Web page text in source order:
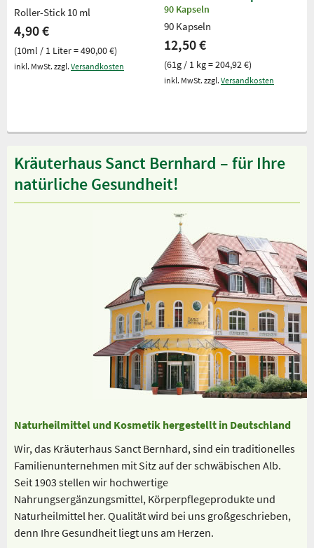
Roller-Stick 10 ml
4,90 €
(10ml / 1 Liter = 490,00 €)
inkl. MwSt. zzgl. Versandkosten
90 Kapseln
90 Kapseln
12,50 €
(61g / 1 kg = 204,92 €)
inkl. MwSt. zzgl. Versandkosten
Kräuterhaus Sanct Bernhard – für Ihre
natürliche Gesundheit!
Naturheilmittel und Kosmetik hergestellt in Deutschland
Wir, das Kräuterhaus Sanct Bernhard, sind ein traditionelles
Familienunternehmen mit Sitz auf der schwäbischen Alb.
Seit 1903 stellen wir hochwertige
Nahrungsergänzungsmittel, Körperpflegeprodukte und
Naturheilmittel her. Qualität wird bei uns großgeschrieben,
denn Ihre Gesundheit liegt uns am Herzen.